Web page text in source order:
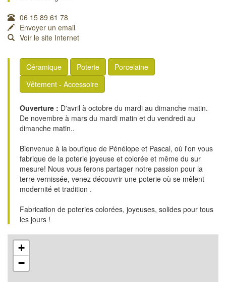
06 15 89 61 78
Envoyer un email
Voir le site Internet
Céramique Poterie
Porcelaine
Vêtement - Accessoire
Ouverture : D'avril à octobre du mardi au dimanche matin.
De novembre à mars du mardi matin et du vendredi au
dimanche matin..
Bienvenue à la boutique de Pénélope et Pascal, où l'on vous
fabrique de la poterie joyeuse et colorée et même du sur
mesure! Nous vous ferons partager notre passion pour la
terre vernissée, venez découvrir une poterie où se mêlent
modernité et tradition .
Fabrication de poteries colorées, joyeuses, solides pour tous
les jours !
+
−